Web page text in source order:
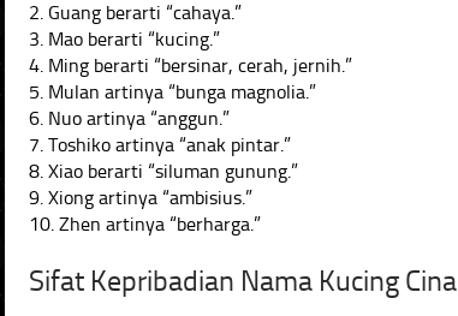
2. Guang berarti “cahaya.”
3. Mao berarti “kucing.”
4. Ming berarti “bersinar, cerah, jernih.”
5. Mulan artinya “bunga magnolia.”
6. Nuo artinya “anggun.”
7. Toshiko artinya “anak pintar.”
8. Xiao berarti “siluman gunung.”
9. Xiong artinya “ambisius.”
10. Zhen artinya “berharga.”
Sifat Kepribadian Nama Kucing Cina